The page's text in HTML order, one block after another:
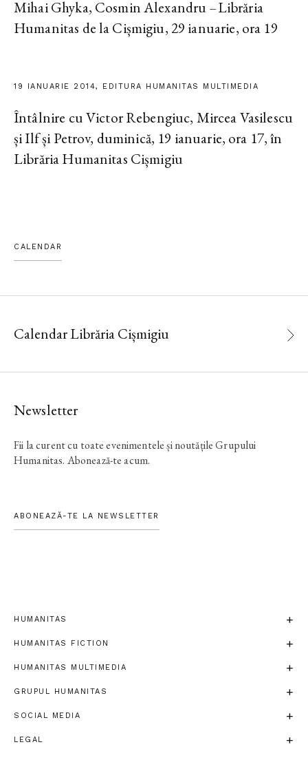
Mihai Ghyka, Cosmin Alexandru –Librăria
Humanitas de la Cișmigiu, 29 ianuarie, ora 19
19 IANUARIE 2014, EDITURA HUMANITAS MULTIMEDIA
Întâlnire cu Victor Rebengiuc, Mircea Vasilescu
și Ilf și Petrov, duminică, 19 ianuarie, ora 17, în
Librăria Humanitas Cișmigiu
CALENDAR
Calendar Librăria Cișmigiu
Newsletter
Fii la curent cu toate evenimentele și noutățile Grupului
Humanitas. Abonează-te acum.
ABONEAZĂ-TE LA NEWSLETTER
HUMANITAS
HUMANITAS FICTION
HUMANITAS MULTIMEDIA
GRUPUL HUMANITAS
SOCIAL MEDIA
LEGAL